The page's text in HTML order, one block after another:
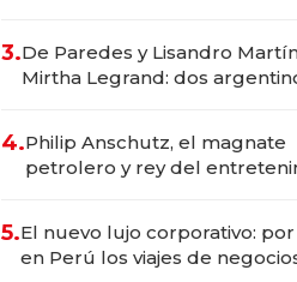
marcas "fast premium"
3.De Paredes y Lisandro
Mirtha Legrand: dos
4.Philip Anschutz, el magnate
petrolero y rey del
5.El nuevo lujo corporativo:
en Perú los viajes de